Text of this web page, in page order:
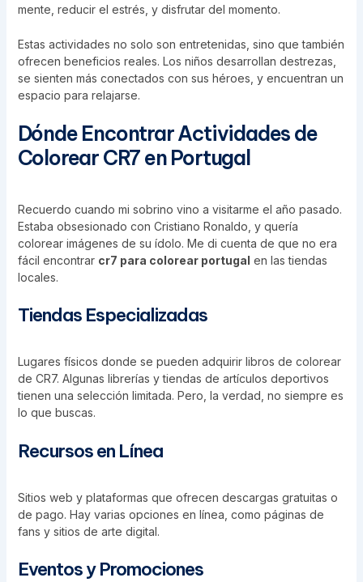
mente, reducir el estrés, y disfrutar del momento.
Estas actividades no solo son entretenidas, sino que también
ofrecen beneficios reales. Los niños desarrollan destrezas,
se sienten más conectados con sus héroes, y encuentran un
espacio para relajarse.
Dónde Encontrar Actividades de
Colorear CR7 en Portugal
Recuerdo cuando mi sobrino vino a visitarme el año pasado.
Estaba obsesionado con Cristiano Ronaldo, y quería
colorear imágenes de su ídolo. Me di cuenta de que no era
fácil encontrar cr7 para colorear portugal en las tiendas
locales.
Tiendas Especializadas
Lugares físicos donde se pueden adquirir libros de colorear
de CR7. Algunas librerías y tiendas de artículos deportivos
tienen una selección limitada. Pero, la verdad, no siempre es
lo que buscas.
Recursos en Línea
Sitios web y plataformas que ofrecen descargas gratuitas o
de pago. Hay varias opciones en línea, como páginas de
fans y sitios de arte digital.
Eventos y Promociones